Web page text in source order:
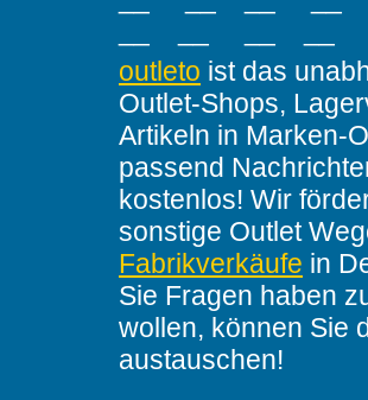
outleto ist das
Outlet-Shops,
Artikeln in Marken-
passend
kostenlos! Wir
sonstige Outlet
Fabrikverkäufe in
Sie Fragen haben
wollen, können Sie
austauschen!